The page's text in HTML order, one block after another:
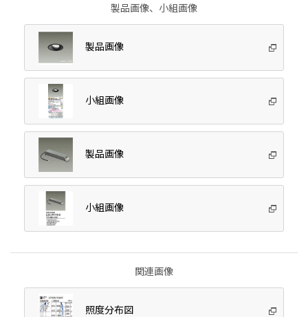
製品画像、小組画像
製品画像
小組画像
製品画像
小組画像
関連画像
照度分布図